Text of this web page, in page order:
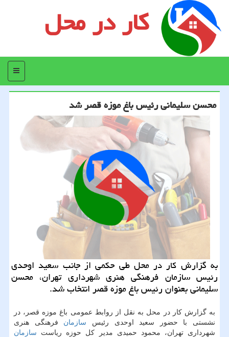
کار در محل
منو
محسن سلیمانی رئیس باغ موزه قصر شد
به گزارش كار در محل طی حكمی از جانب سعید اوحدی
رئیس سازمان فرهنگی هنری شهرداری تهران، محسن
سلیمانی بعنوان رئیس باغ موزه قصر انتخاب شد.
به گزارش كار در محل به نقل از روابط عمومی باغ موزه قصر، در
نشستی با حضور سعید اوحدی رئیس سازمان فرهنگی هنری
شهرداری تهران، محمود حمیدی مدیر كل حوزه ریاست سازمان